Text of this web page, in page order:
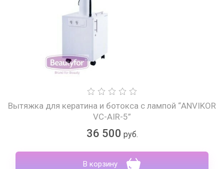
Вытяжка для кератина и ботокса с лампой “ANVIKOR
VC-AIR-5”
36 500 руб.
В корзину